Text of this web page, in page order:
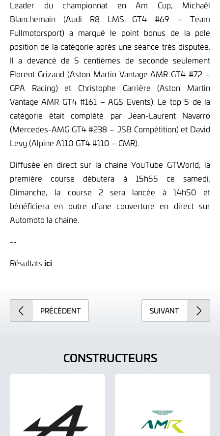
Leader du championnat en Am Cup, Michaël
Blanchemain (Audi R8 LMS GT4 #69 – Team
Fullmotorsport) a marqué le point bonus de la pole
position de la catégorie après une séance très disputée.
Il a devancé de 5 centièmes de seconde seulement
Florent Grizaud (Aston Martin Vantage AMR GT4 #72 –
GPA Racing) et Christophe Carrière (Aston Martin
Vantage AMR GT4 #161 – AGS Events). Le top 5 de la
catégorie était complété par Jean-Laurent Navarro
(Mercedes-AMG GT4 #238 – JSB Compétition) et David
Levy (Alpine A110 GT4 #110 – CMR).
Diffusée en direct sur la chaine YouTube GTWorld, la
première course débutera à 15h55 ce samedi.
Dimanche, la course 2 sera lancée à 14h50 et
bénéficiera en outre d’une couverture en direct sur
Automoto la chaine.
--
Résultats ici
PRÉCÉDENT SUIVANT
CONSTRUCTEURS